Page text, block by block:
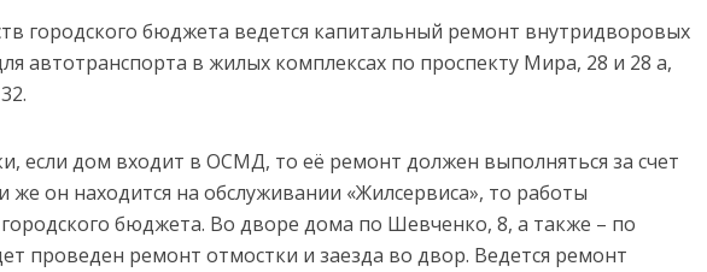
городского бюджета ведется капитальный ремонт внутридворовых
автотранспорта в жилых комплексах по проспекту Мира, 28 и 28 а,
если дом входит в ОСМД, то её ремонт должен выполняться за счет
же он находится на обслуживании «Жилсервиса», то работы
бюджета. Во дворе дома по Шевченко, 8, а также – по
проведен ремонт отмостки и заезда во двор. Ведется ремонт